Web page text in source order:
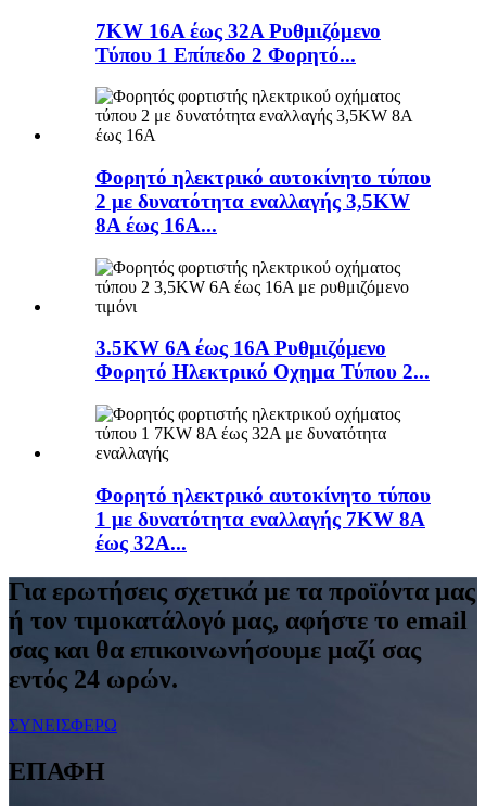
7KW 16A έως 32A Ρυθμιζόμενο
Τύπου 1 Επίπεδο 2 Φορητό...
Φορητό ηλεκτρικό αυτοκίνητο τύπου
2 με δυνατότητα εναλλαγής 3,5KW
8A έως 16A...
3.5KW 6A έως 16A Ρυθμιζόμενο
Φορητό Ηλεκτρικό Οχημα Τύπου 2...
Φορητό ηλεκτρικό αυτοκίνητο τύπου
1 με δυνατότητα εναλλαγής 7KW 8A
έως 32A...
Για ερωτήσεις σχετικά με τα προϊόντα μας
ή τον τιμοκατάλογό μας, αφήστε το email
σας και θα επικοινωνήσουμε μαζί σας
εντός 24 ωρών.
ΣΥΝΕΙΣΦΕΡΩ
ΕΠΑΦΗ